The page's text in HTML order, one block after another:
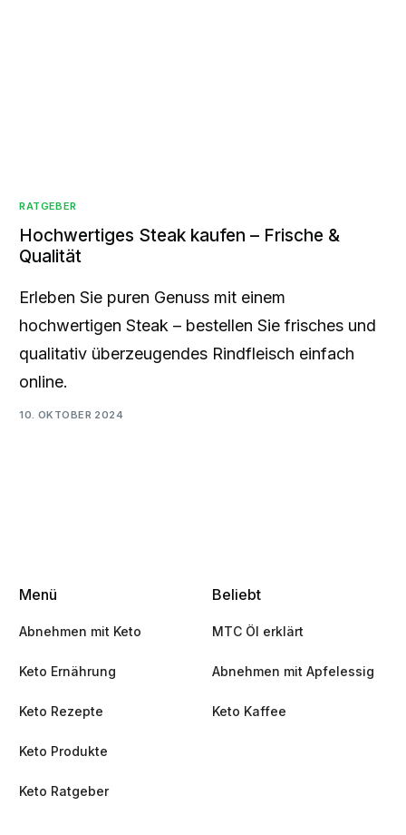
RATGEBER
Hochwertiges Steak kaufen – Frische &
Qualität
Erleben Sie puren Genuss mit einem
hochwertigen Steak – bestellen Sie frisches und
qualitativ überzeugendes Rindfleisch einfach
online.
10. OKTOBER 2024
Menü
Abnehmen mit Keto
Keto Ernährung
Keto Rezepte
Keto Produkte
Keto Ratgeber
Beliebt
MTC Öl erklärt
Abnehmen mit Apfelessig
Keto Kaffee